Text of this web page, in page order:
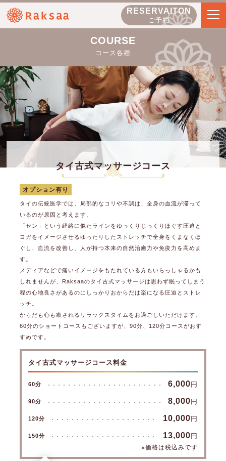
RESERVAITON
ご予約
COURSE
コース各種
タイ古式マッサージコース
オプション有り
タイの伝統医学では、局部的なコリや不調は、全身の血流が滞って
いるのが原因と考えます。
「セン」という経絡に似たラインをゆっくりじっくりほぐす圧迫と
ヨガをイメージさせるゆったりしたストレッチで全身をくまなくほ
ぐし、血流を改善し、人が持つ本来の自然治癒力や免疫力を高めま
す。
メディアなどで痛いイメージをもたれている方もいらっしゃるかも
しれませんが、Raksaaのタイ古式マッサージは思わず眠ってしまう
程の心地良さがあるのにしっかりおからだは楽になる圧迫とストレ
ッチ。
からだも心も癒されるリラックスタイムをお過ごしいただけます。
60分のショートコースもございますが、90分、120分コースがおす
すめです。
タイ古式マッサージコース料金
60分 6,000 円
90分 8,000 円
120分 10,000 円
150分 13,000 円
※価格は税込みです